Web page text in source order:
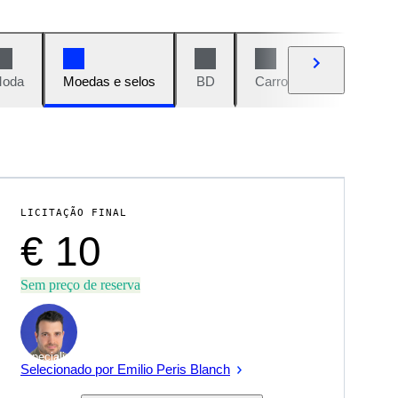
Moedas e selos BD Carros e motos
LICITAÇÃO FINAL
€ 10
Sem preço de reserva
Especialista
Selecionado por Emilio Peris Blanch